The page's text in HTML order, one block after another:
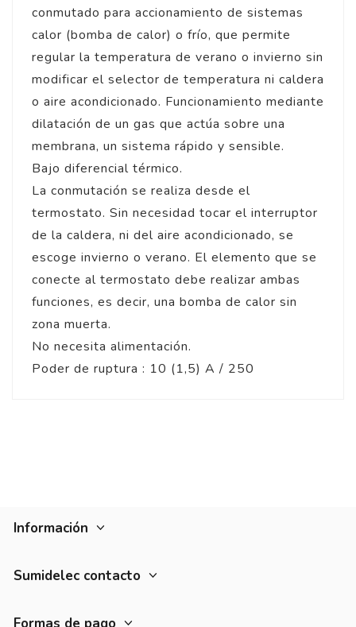
conmutado para accionamiento de sistemas
calor (bomba de calor) o frío, que permite
regular la temperatura de verano o invierno sin
modificar el selector de temperatura ni caldera
o aire acondicionado. Funcionamiento mediante
dilatación de un gas que actúa sobre una
membrana, un sistema rápido y sensible.
Bajo diferencial térmico.
La conmutación se realiza desde el
termostato. Sin necesidad tocar el interruptor
de la caldera, ni del aire acondicionado, se
escoge invierno o verano. El elemento que se
conecte al termostato debe realizar ambas
funciones, es decir, una bomba de calor sin
zona muerta.
No necesita alimentación.
Poder de ruptura : 10 (1,5) A / 250
Información
Sumidelec contacto